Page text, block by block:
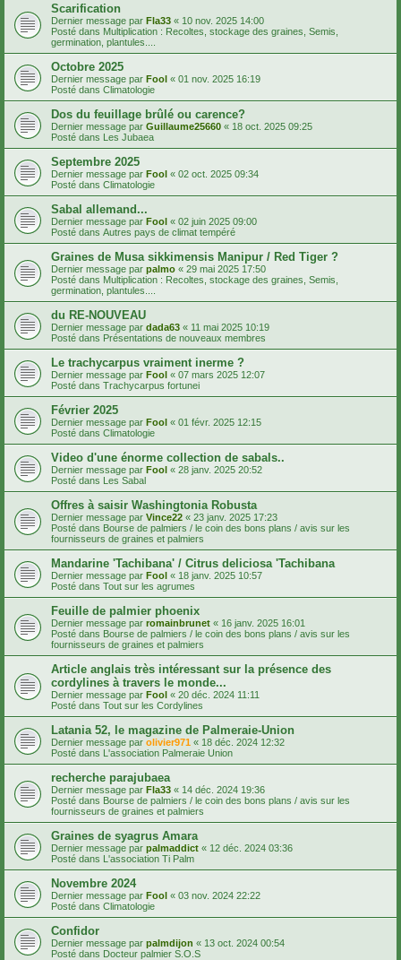
Scarification
Dernier message par Fla33 « 10 nov. 2025 14:00
Posté dans Multiplication : Recoltes, stockage des graines, Semis,
germination, plantules....
Octobre 2025
Dernier message par Fool « 01 nov. 2025 16:19
Posté dans Climatologie
Dos du feuillage brûlé ou carence?
Dernier message par Guillaume25660 « 18 oct. 2025 09:25
Posté dans Les Jubaea
Septembre 2025
Dernier message par Fool « 02 oct. 2025 09:34
Posté dans Climatologie
Sabal allemand...
Dernier message par Fool « 02 juin 2025 09:00
Posté dans Autres pays de climat tempéré
Graines de Musa sikkimensis Manipur / Red Tiger ?
Dernier message par palmo « 29 mai 2025 17:50
Posté dans Multiplication : Recoltes, stockage des graines, Semis,
germination, plantules....
du RE-NOUVEAU
Dernier message par dada63 « 11 mai 2025 10:19
Posté dans Présentations de nouveaux membres
Le trachycarpus vraiment inerme ?
Dernier message par Fool « 07 mars 2025 12:07
Posté dans Trachycarpus fortunei
Février 2025
Dernier message par Fool « 01 févr. 2025 12:15
Posté dans Climatologie
Video d'une énorme collection de sabals..
Dernier message par Fool « 28 janv. 2025 20:52
Posté dans Les Sabal
Offres à saisir Washingtonia Robusta
Dernier message par Vince22 « 23 janv. 2025 17:23
Posté dans Bourse de palmiers / le coin des bons plans / avis sur les
fournisseurs de graines et palmiers
Mandarine 'Tachibana' / Citrus deliciosa 'Tachibana
Dernier message par Fool « 18 janv. 2025 10:57
Posté dans Tout sur les agrumes
Feuille de palmier phoenix
Dernier message par romainbrunet « 16 janv. 2025 16:01
Posté dans Bourse de palmiers / le coin des bons plans / avis sur les
fournisseurs de graines et palmiers
Article anglais très intéressant sur la présence des
cordylines à travers le monde...
Dernier message par Fool « 20 déc. 2024 11:11
Posté dans Tout sur les Cordylines
Latania 52, le magazine de Palmeraie-Union
Dernier message par olivier971 « 18 déc. 2024 12:32
Posté dans L'association Palmeraie Union
recherche parajubaea
Dernier message par Fla33 « 14 déc. 2024 19:36
Posté dans Bourse de palmiers / le coin des bons plans / avis sur les
fournisseurs de graines et palmiers
Graines de syagrus Amara
Dernier message par palmaddict « 12 déc. 2024 03:36
Posté dans L'association Ti Palm
Novembre 2024
Dernier message par Fool « 03 nov. 2024 22:22
Posté dans Climatologie
Confidor
Dernier message par palmdijon « 13 oct. 2024 00:54
Posté dans Docteur palmier S.O.S